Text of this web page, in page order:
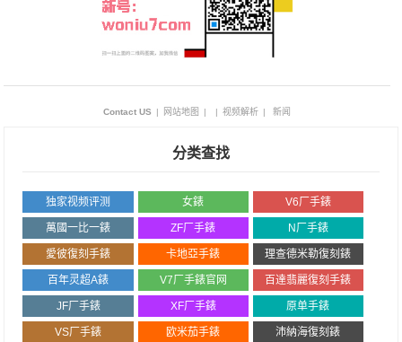
Contact US | 网站地图 | | 视频解析 | 新闻
分类查找
独家视频评测 女錶 V6厂手錶
萬國一比一錶 ZF厂手錶 N厂手錶
愛彼復刻手錶 卡地亞手錶 理查德米勒復刻錶
百年灵超A錶 V7厂手錶官网 百達翡麗復刻手錶
JF厂手錶 XF厂手錶 原单手錶
VS厂手錶 欧米茄手錶 沛納海復刻錶